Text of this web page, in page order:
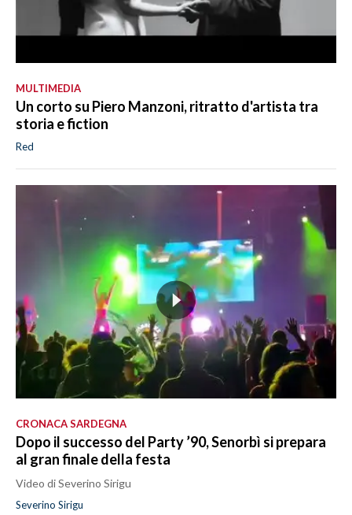
MULTIMEDIA
Un corto su Piero Manzoni, ritratto d'artista tra
storia e fiction
Red
CRONACA SARDEGNA
Dopo il successo del Party ’90, Senorbì si prepara
al gran finale della festa
Video di Severino Sirigu
Severino Sirigu